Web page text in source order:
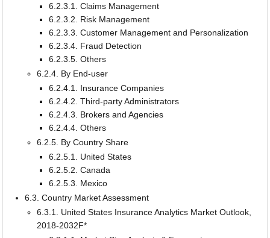
6.2.3.1. Claims Management
6.2.3.2. Risk Management
6.2.3.3. Customer Management and Personalization
6.2.3.4. Fraud Detection
6.2.3.5. Others
6.2.4. By End-user
6.2.4.1. Insurance Companies
6.2.4.2. Third-party Administrators
6.2.4.3. Brokers and Agencies
6.2.4.4. Others
6.2.5. By Country Share
6.2.5.1. United States
6.2.5.2. Canada
6.2.5.3. Mexico
6.3. Country Market Assessment
6.3.1. United States Insurance Analytics Market Outlook,
2018-2032F*